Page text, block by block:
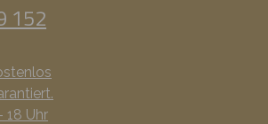
152
18 Uhr